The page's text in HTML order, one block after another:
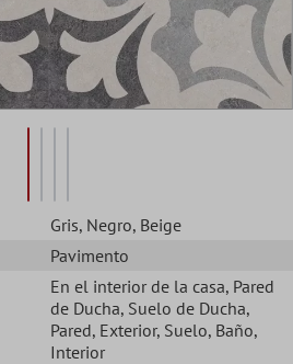
Gris, Negro, Beige
Pavimento
En el interior de la casa, Pared
de Ducha, Suelo de Ducha,
Pared, Exterior, Suelo, Baño,
Interior